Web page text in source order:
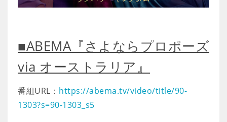
■ABEMA『さよならプロポーズ
via オーストラリア』
番組URL： https://abema.tv/video/title/90-
1303?s=90-1303_s5